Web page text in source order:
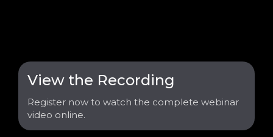
会社情報
言語
View the Recording
Register now to watch the complete webinar
video online.